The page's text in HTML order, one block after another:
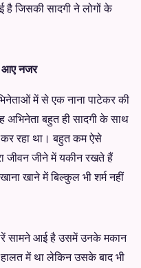
है जिसकी सादगी ने लोगों के
आए नजर
में से एक नाना पाटेकर की
अभिनेता बहुत ही सादगी के साथ
रहा था। बहुत कम ऐसे
जीवन जीने में यकीन रखते हैं
खाने में बिल्कुल भी शर्म नहीं
सामने आई है उसमें उनके मकान
में था लेकिन उसके बाद भी